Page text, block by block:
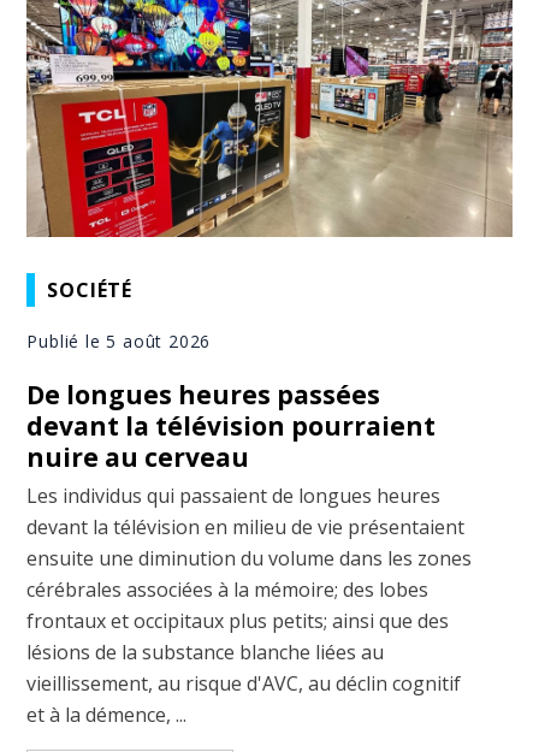
SOCIÉTÉ
Publié le 5 août 2026
De longues heures passées
devant la télévision pourraient
nuire au cerveau
Les individus qui passaient de longues heures
devant la télévision en milieu de vie présentaient
ensuite une diminution du volume dans les zones
cérébrales associées à la mémoire; des lobes
frontaux et occipitaux plus petits; ainsi que des
lésions de la substance blanche liées au
vieillissement, au risque d'AVC, au déclin cognitif
et à la démence, ...